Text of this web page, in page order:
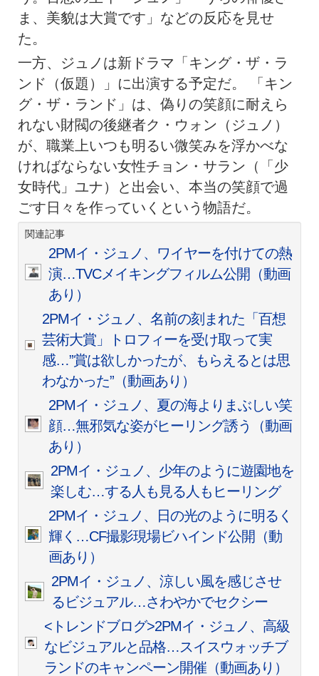
ま、美貌は大賞です」などの反応を見せ
た。
一方、ジュノは新ドラマ「キング・ザ・ラ
ンド（仮題）」に出演する予定だ。 「キン
グ・ザ・ランド」は、偽りの笑顔に耐えら
れない財閥の後継者ク・ウォン（ジュノ）
が、職業上いつも明るい微笑みを浮かべな
ければならない女性チョン・サラン（「少
女時代」ユナ）と出会い、本当の笑顔で過
ごす日々を作っていくという物語だ。
関連記事
2PMイ・ジュノ、ワイヤーを付けての熱
演…TVCメイキングフィルム公開（動画
あり）
2PMイ・ジュノ、名前の刻まれた「百想
芸術大賞」トロフィーを受け取って実
感…”賞は欲しかったが、もらえるとは思
わなかった”（動画あり）
2PMイ・ジュノ、夏の海よりまぶしい笑
顔…無邪気な姿がヒーリング誘う（動画
あり）
2PMイ・ジュノ、少年のように遊園地を
楽しむ…する人も見る人もヒーリング
2PMイ・ジュノ、日の光のように明るく
輝く…CF撮影現場ビハインド公開（動
画あり）
2PMイ・ジュノ、涼しい風を感じさせ
るビジュアル…さわやかでセクシー
<トレンドブログ>2PMイ・ジュノ、高級
なビジュアルと品格…スイスウォッチブ
ランドのキャンペーン開催（動画あり）